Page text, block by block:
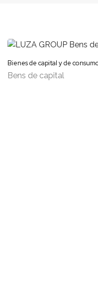
Bienes de capital y de
Bens de capital